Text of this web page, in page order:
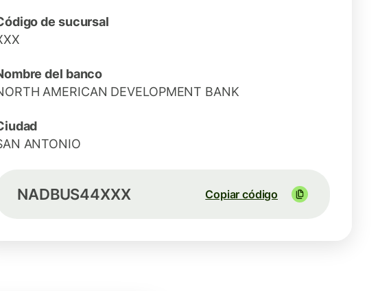
de sucursal
del banco
AMERICAN DEVELOPMENT BANK
ANTONIO
NADBUS44XXX Copiar código